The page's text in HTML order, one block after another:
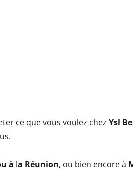
ce que vous voulez chez Ysl
à la Réunion, ou bien encore à